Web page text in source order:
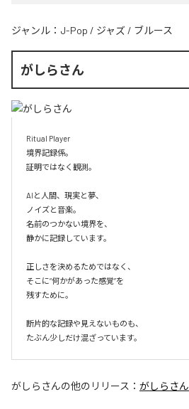
ジャンル： J-Pop / ジャズ / ブルース
がしらさん
Ritual Player
境界記録係。
証明ではなく観測。
AIと人間、現実と夢、
ノイズと音楽。
名前のつかない境界を、
静かに記録しています。
正しさを決めるためではなく、
そこに“何かがあった感覚”を
残すために。
断片的な記録や見えないものも、
たぶん少しだけ混ざっています。
がしらさんの他のリリース： がしらさん